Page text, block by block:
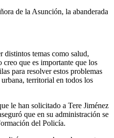
de la Asunción, la abanderada
distintos temas como salud,
que es importante que los
para resolver estos problemas
territorial en todos los
le han solicitado a Tere Jiménez
que en su administración se
del Policía.